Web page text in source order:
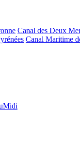
Canal des Deux
Canal Maritime